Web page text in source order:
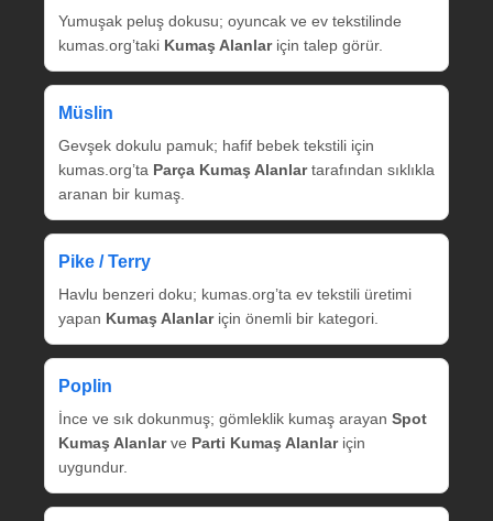
Yumuşak peluş dokusu; oyuncak ve ev tekstilinde
kumas.org’taki Kumaş Alanlariçin talep görür.
Müslin
Gevşek dokulu pamuk; hafif bebek tekstili için
kumas.org’ta Parça Kumaş Alanlartarafından sıklıkla
aranan bir kumaş.
Pike / Terry
Havlu benzeri doku; kumas.org’ta ev tekstili üretimi
yapan Kumaş Alanlariçin önemli bir kategori.
Poplin
İnce ve sık dokunmuş; gömleklik kumaş arayan Spot
Kumaş Alanlarve Parti Kumaş Alanlariçin
uygundur.